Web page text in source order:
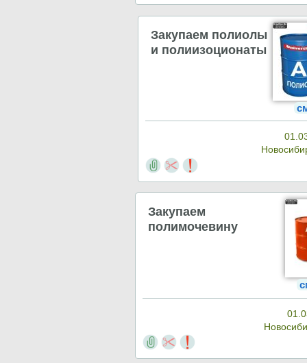
Закупаем полиолы
и полиизоционаты
Закупаем
полимочевину